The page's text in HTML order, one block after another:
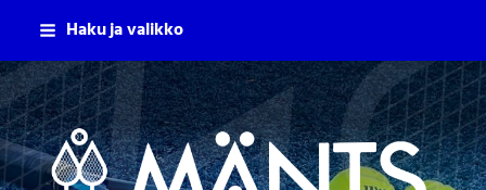
Siirry
sisältöön
Haku ja valikko
Mäntsälän Tennisseura Ry